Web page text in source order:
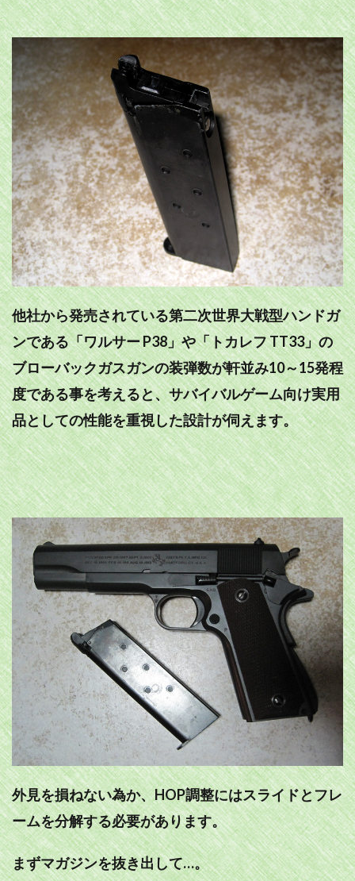
他社から発売されている第二次世界大戦型ハンドガ
ンである「ワルサー P38」や「トカレフ TT33」の
ブローバックガスガンの装弾数が軒並み10～15発程
度である事を考えると、サバイバルゲーム向け実用
品としての性能を重視した設計が伺えます。
外見を損ねない為か、HOP調整にはスライドとフレ
ームを分解する必要があります。
まずマガジンを抜き出して…。